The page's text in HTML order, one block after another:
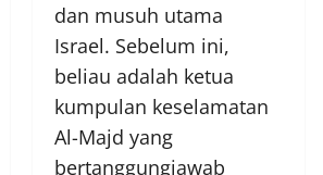
dan musuh utama
Israel. Sebelum ini,
beliau adalah ketua
kumpulan keselamatan
Al-Majd yang
bertanggungjawab